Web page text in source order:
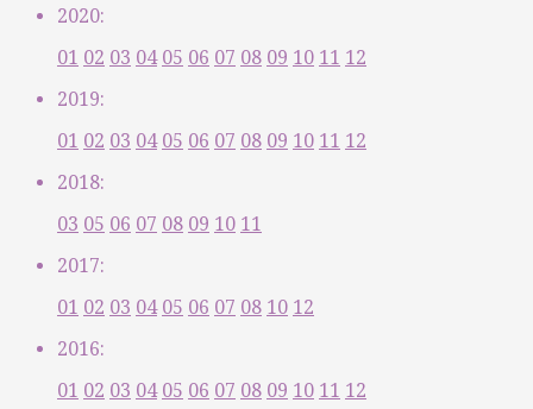
2020:
01 02 03 04 05 06 07 08 09 10 11 12
2019:
01 02 03 04 05 06 07 08 09 10 11 12
2018:
03 05 06 07 08 09 10 11
2017:
01 02 03 04 05 06 07 08 10 12
2016:
01 02 03 04 05 06 07 08 09 10 11 12